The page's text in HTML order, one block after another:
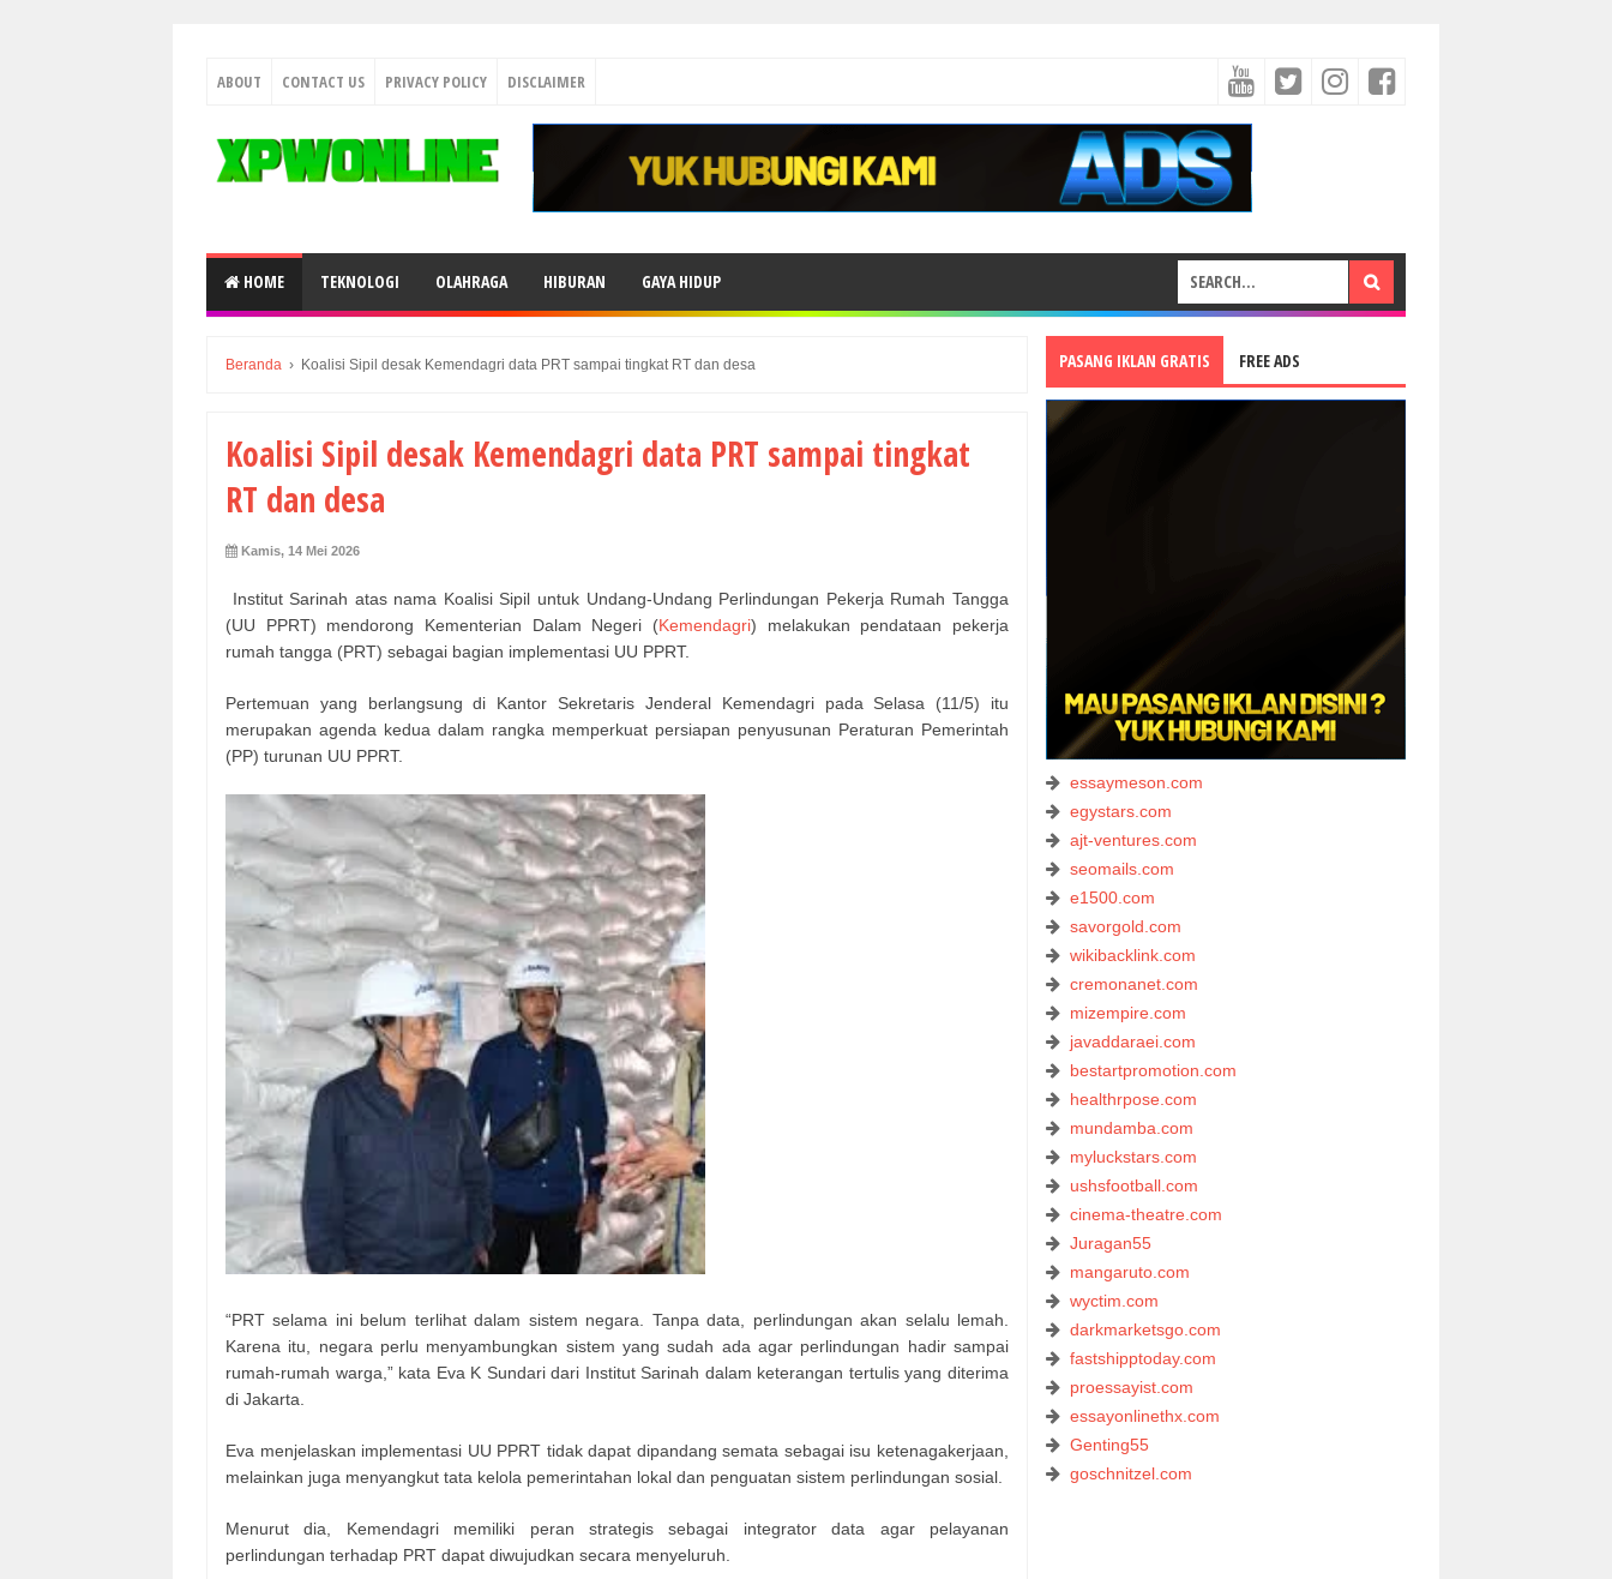
ABOUT CONTACT US PRIVACY POLICY DISCLAIMER
HOME TEKNOLOGI OLAHRAGA HIBURAN GAYA HIDUP
Beranda › Koalisi Sipil desak Kemendagri data PRT sampai tingkat RT dan desa
Koalisi Sipil desak Kemendagri data PRT sampai tingkat
RT dan desa
Kamis, 14 Mei 2026
Institut Sarinah atas nama Koalisi Sipil untuk Undang-Undang Perlindungan Pekerja Rumah Tangga
(UU PPRT) mendorong Kementerian Dalam Negeri (Kemendagri) melakukan pendataan pekerja
rumah tangga (PRT) sebagai bagian implementasi UU PPRT.
Pertemuan yang berlangsung di Kantor Sekretaris Jenderal Kemendagri pada Selasa (11/5) itu
merupakan agenda kedua dalam rangka memperkuat persiapan penyusunan Peraturan Pemerintah
(PP) turunan UU PPRT.
“PRT selama ini belum terlihat dalam sistem negara. Tanpa data, perlindungan akan selalu lemah.
Karena itu, negara perlu menyambungkan sistem yang sudah ada agar perlindungan hadir sampai
rumah-rumah warga,” kata Eva K Sundari dari Institut Sarinah dalam keterangan tertulis yang diterima
di Jakarta.
Eva menjelaskan implementasi UU PPRT tidak dapat dipandang semata sebagai isu ketenagakerjaan,
melainkan juga menyangkut tata kelola pemerintahan lokal dan penguatan sistem perlindungan sosial.
Menurut dia, Kemendagri memiliki peran strategis sebagai integrator data agar pelayanan
perlindungan terhadap PRT dapat diwujudkan secara menyeluruh.
PASANG IKLAN GRATIS FREE ADS
essaymeson.com
egystars.com
ajt-ventures.com
seomails.com
e1500.com
savorgold.com
wikibacklink.com
cremonanet.com
mizempire.com
javaddaraei.com
bestartpromotion.com
healthrpose.com
mundamba.com
myluckstars.com
ushsfootball.com
cinema-theatre.com
Juragan55
mangaruto.com
wyctim.com
darkmarketsgo.com
fastshipptoday.com
proessayist.com
essayonlinethx.com
Genting55
goschnitzel.com